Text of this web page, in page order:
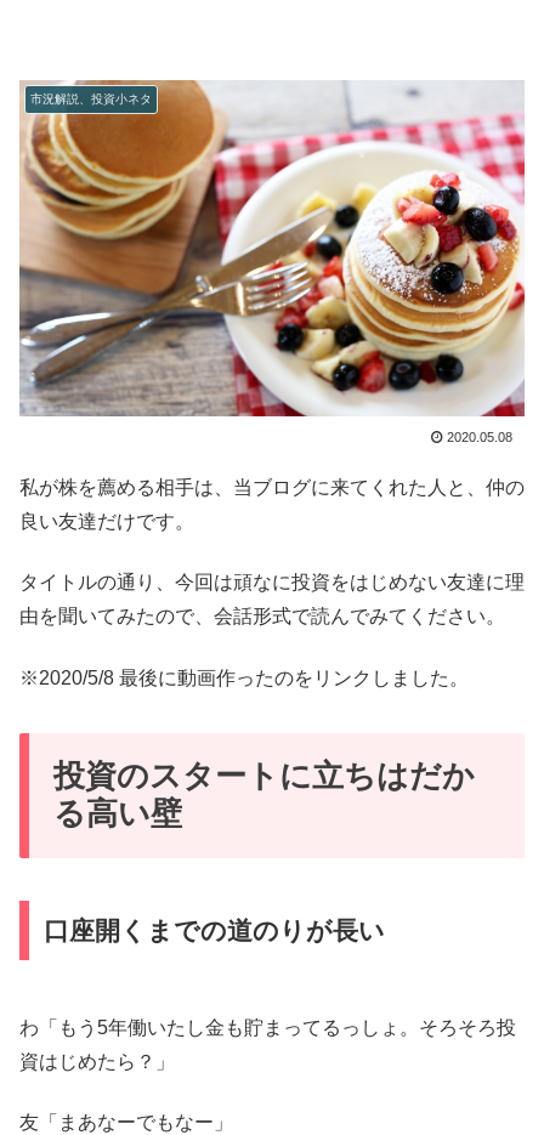
市況解説、投資小ネタ
2020.05.08
私が株を薦める相手は、当ブログに来てくれた人と、仲の
良い友達だけです。
タイトルの通り、今回は頑なに投資をはじめない友達に理
由を聞いてみたので、会話形式で読んでみてください。
※2020/5/8 最後に動画作ったのをリンクしました。
投資のスタートに立ちはだか
る高い壁
口座開くまでの道のりが長い
わ「もう5年働いたし金も貯まってるっしょ。そろそろ投
資はじめたら？」
友「まあなーでもなー」